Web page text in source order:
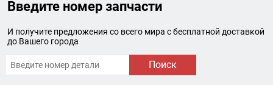
Введите номер запчасти
И получите предложения со всего мира с бесплатной доставкой
до Вашего города
Поиск